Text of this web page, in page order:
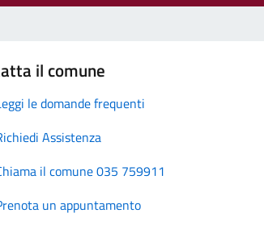
il comune
le domande frequenti
Assistenza
il comune 035 759911
un appuntamento